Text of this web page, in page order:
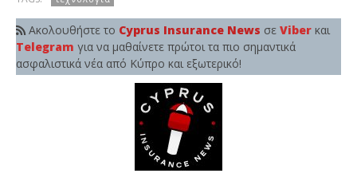
Ακολουθήστε το Cyprus Insurance News σε Viber και
Telegram για να μαθαίνετε πρώτοι τα πιο σημαντικά
ασφαλιστικά νέα από Κύπρο και εξωτερικό!